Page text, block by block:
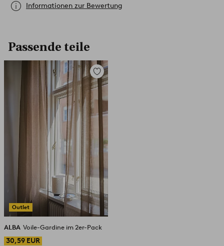
Informationen zur Bewertung
Passende teile
Outlet
Zu
Favoriten
hinzufügen
ALBA Voile-Gardine im 2er-Pack
30,59 EUR